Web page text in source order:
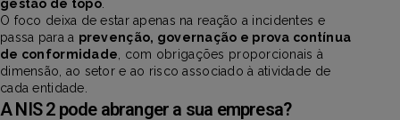
gestão de topo.
O foco deixa de estar apenas na reação a incidentes e
passa para a prevenção, governação e prova contínua
de conformidade , com obrigações proporcionais à
dimensão, ao setor e ao risco associado à atividade de
cada entidade.
A NIS 2 pode abranger a sua empresa?